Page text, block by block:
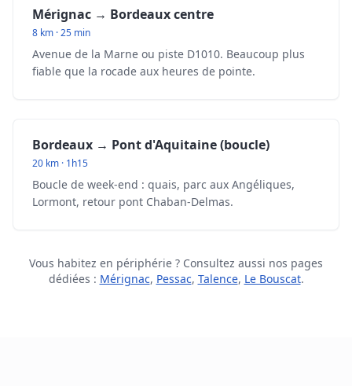
Mérignac → Bordeaux centre
8 km · 25 min
Avenue de la Marne ou piste D1010. Beaucoup plus
fiable que la rocade aux heures de pointe.
Bordeaux → Pont d'Aquitaine (boucle)
20 km · 1h15
Boucle de week-end : quais, parc aux Angéliques,
Lormont, retour pont Chaban-Delmas.
Vous habitez en périphérie ? Consultez aussi nos pages
dédiées : Mérignac, Pessac, Talence, Le Bouscat.